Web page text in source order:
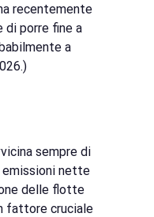
recentemente
di porre fine a
a
sempre di
nette
delle flotte
fattore cruciale